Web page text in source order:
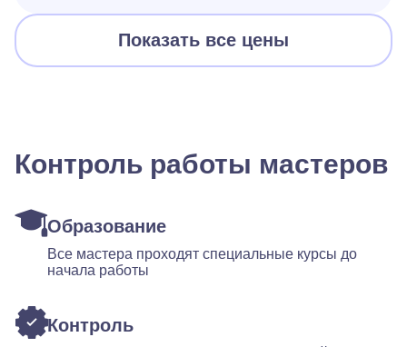
Показать все цены
Контроль работы мастеров
Образование
Все мастера проходят специальные курсы до
начала работы
Контроль